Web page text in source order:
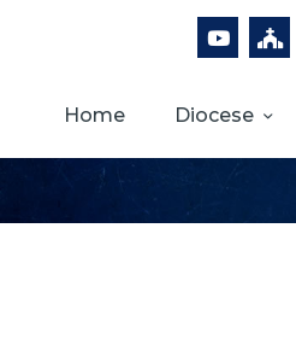
Home Diocese